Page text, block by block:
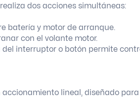
dos acciones simultáneas:
batería y motor de arranque.
con el volante motor.
interruptor o botón permite
lineal, diseñado